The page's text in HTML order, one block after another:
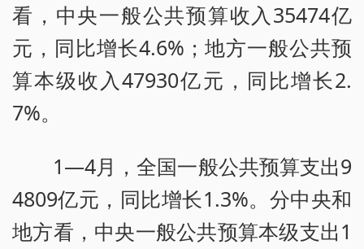
看，中央一般公共预算收入35474亿
元，同比增长4.6%；地方一般公共预
算本级收入47930亿元，同比增长2.
7%。
1—4月，全国一般公共预算支出9
4809亿元，同比增长1.3%。分中央和
地方看，中央一般公共预算本级支出1